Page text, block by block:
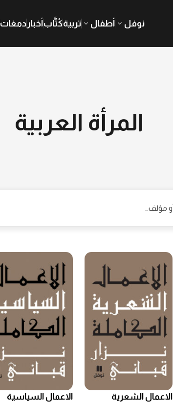
نوفل أطفال تربيةكُتَّابأخبار دمغات
المرأة العربية
الاعمال الشعرية
الاعمال السياسية